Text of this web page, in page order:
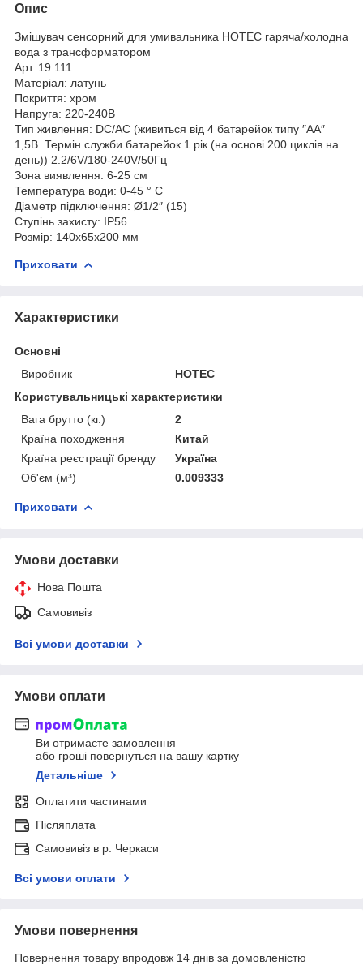
Опис
Змішувач сенсорний для умивальника HOTEC гаряча/холодна
вода з трансформатором
Арт. 19.111
Матеріал: латунь
Покриття: хром
Напруга: 220-240В
Тип живлення: DC/AC (живиться від 4 батарейок типу ″АА″
1,5В. Термін служби батарейок 1 рік (на основі 200 циклів на
день)) 2.2/6V/180-240V/50Гц
Зона виявлення: 6-25 см
Температура води: 0-45 ° С
Діаметр підключення: Ø1/2″ (15)
Ступінь захисту: IP56
Розмір: 140х65х200 мм
Приховати
Характеристики
Основні
Виробник
HOTEC
Користувальницькі характеристики
Вага брутто (кг.)
2
Країна походження
Китай
Країна реєстрації бренду
Україна
Об'єм (м³)
0.009333
Приховати
Умови доставки
Нова Пошта
Самовивіз
Всі умови доставки
Умови оплати
Ви отримаєте замовлення
або гроші повернуться на вашу картку
Детальніше
Оплатити частинами
Післяплата
Самовивіз в р. Черкаси
Всі умови оплати
Умови повернення
Повернення товару впродовж 14 днів за домовленістю